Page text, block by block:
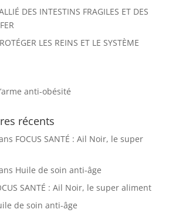
DES INTESTINS FRAGILES ET DES
LES REINS ET LE SYSTÈME
anti-obésité
récents
FOCUS SANTÉ : Ail Noir, le super
Huile de soin anti-âge
SANTÉ : Ail Noir, le super aliment
de soin anti-âge